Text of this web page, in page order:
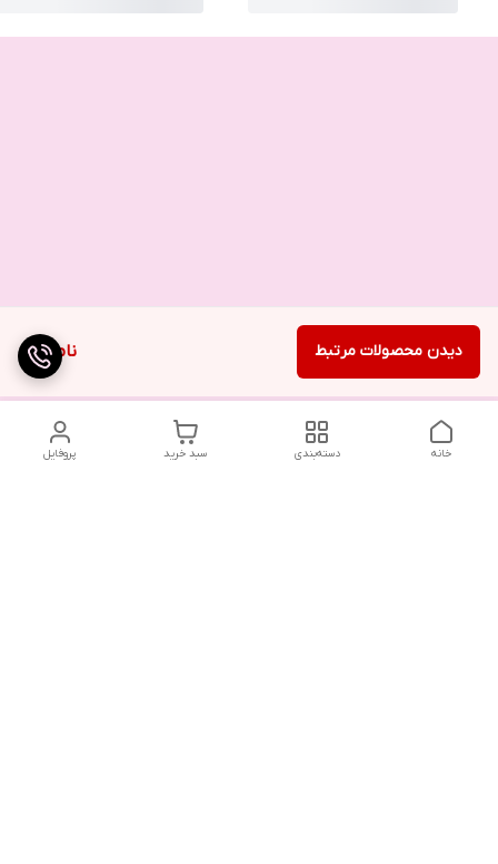
ناموجود دیدن محصولات مرتبط
پروفایل سبد خرید دسته‌بندی خانه